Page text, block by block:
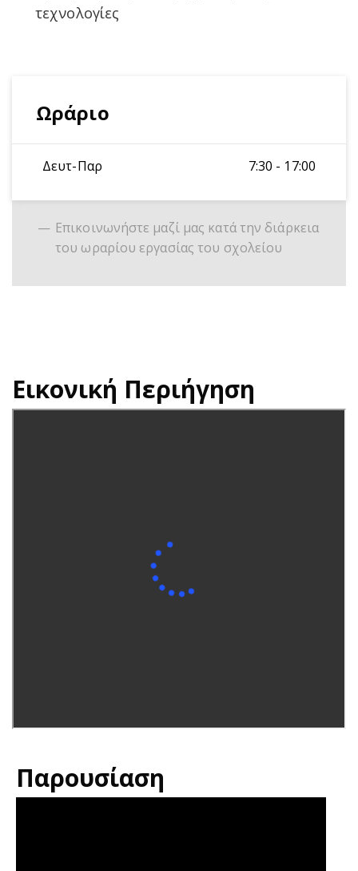
τεχνολογίες
Ωράριο
Δευτ-Παρ 7:30 - 17:00
Επικοινωνήστε μαζί μας κατά την διάρκεια
του ωραρίου εργασίας του σχολείου
Εικονική Περιήγηση
Παρουσίαση